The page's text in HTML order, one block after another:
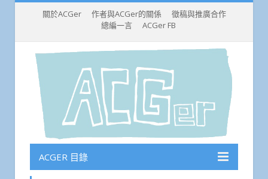
關於ACGer 作者與ACGer的關係
徵稿與推廣合作
總編一言
ACGer FB
ACGER 目錄